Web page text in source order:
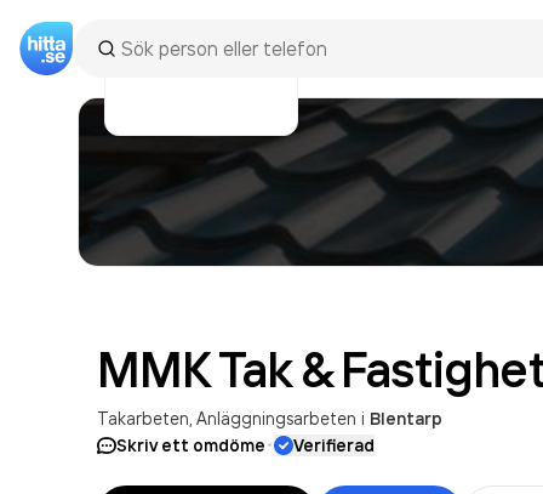
MMK Tak &
Takarbeten Anläggningsarbeten i Blentarp
Skriv ett omdöme· Verifierad